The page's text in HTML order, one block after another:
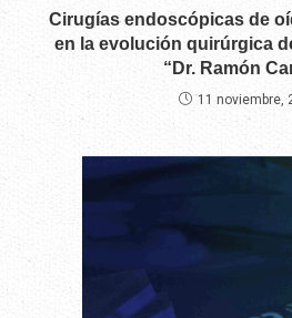
Cirugías endoscópicas de
en la evolución quirúrgica
“Dr. Ramón
11 noviembre,